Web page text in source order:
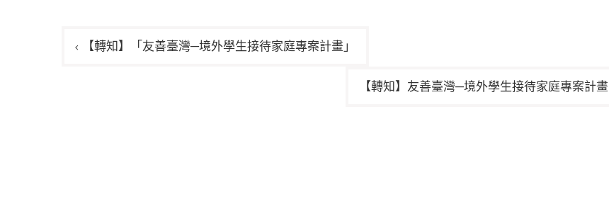
【轉知】「友善臺灣─境外學生接待家庭專案計畫」
【轉知】友善臺灣─境外學生接待家庭專案計畫